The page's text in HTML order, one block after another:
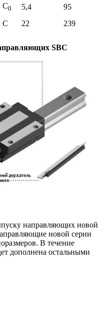
C0 5,4
95
C 22 239
SBC
направляющих новой
новой серии
В течение
дополнена остальными